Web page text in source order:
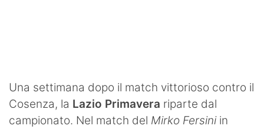
Contatti
Una settimana dopo il match vittorioso contro il
Cosenza, la Lazio Primavera riparte dal
campionato. Nel match del Mirko Fersiniin